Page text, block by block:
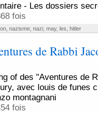
- Les dossiers
fois
, nazisme, nazi, may, les hitler
de Rabbi
of des "Aventures de
avec louis de funes
montagnani
fois